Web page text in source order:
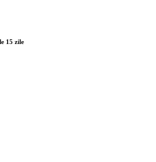
15 zile